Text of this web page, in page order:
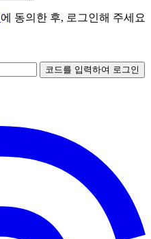
에 동의한 후, 로그인해 주세요
코드를 입력하여 로그인